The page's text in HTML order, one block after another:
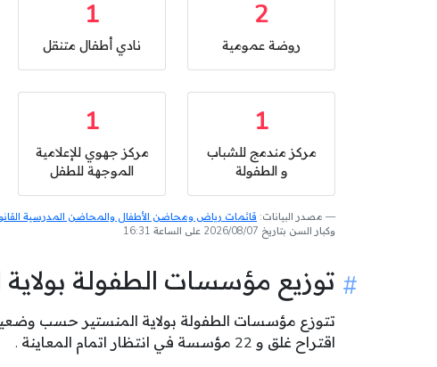
2
روضة عمومية
1
نادي أطفال متنقل
1
مركز مندمج للشباب
و الطفولة
1
مركز جهوي للإعلامية
الموجهة للطفل
مصدر البيانات: قائمات رياض ومحاضن الأطفال والمحاضن المدرسية
وكبار السن بتاريخ 2026/08/07 على الساعة 16:31
توزيع مؤسسات الطفولة
اقتراح غلق و 22 مؤسسة في انتظار اتمام المعاينة .